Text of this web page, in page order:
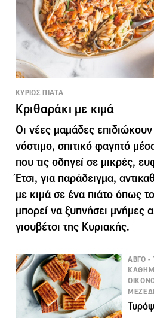
ΚΥΡΙΩΣ ΠΙΑΤΑ
Κριθαράκι με κιμά
Οι νέες μαμάδες
νόστιμο, σπιτικό φαγητό
που τις οδηγεί σε μικρές,
Έτσι, για παράδειγμα,
με κιμά σε ένα πιάτο όπως
μπορεί να ξυπνήσει μνήμες
γιουβέτσι της Κυριακής.
ΑΒΓΟ -